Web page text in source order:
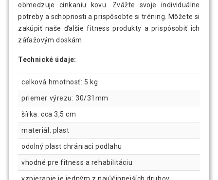
obmedzuje cinkaniu kovu. Zvážte svoje individuálne
potreby a schopnosti a prispôsobte si tréning. Môžete si
zakúpiť naše ďalšie fitness produkty a prispôsobiť ich
záťažovým doskám.
Technické údaje:
celková hmotnosť: 5 kg
priemer výrezu: 30/31mm
šírka: cca 3,5 cm
materiál: plast
odolný plast chrániaci podlahu
vhodné pre fitness a rehabilitáciu